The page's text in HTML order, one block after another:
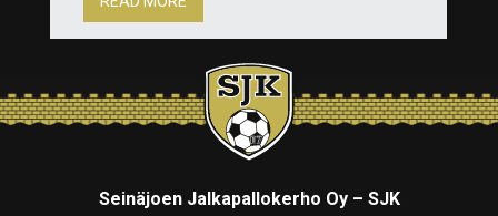
Seinäjoen Jalkapallokerho Oy – SJK